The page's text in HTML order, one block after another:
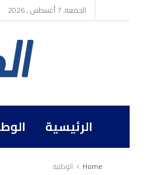
الجمعة, 7 أغسطس , 2026
الرئيسية
Home الوطنية